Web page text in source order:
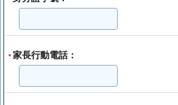
* 家長行動電話：